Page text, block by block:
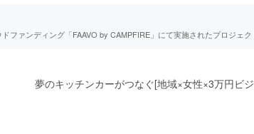
ファンディング「FAAVO by CAMPFIRE」にて実施されたプロジェク
夢のキッチンカーがつなぐ[地域×女性×3万円ビ